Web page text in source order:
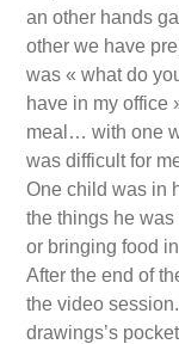
an other hands
other we have
was « what do
have in my office
meal… with one
was difficult for
One child was in
the things he
or bringing food
After the end of
the video
drawings’s